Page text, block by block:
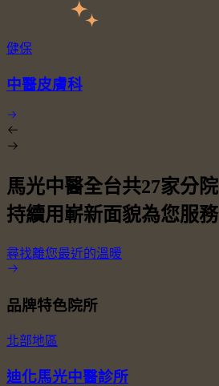
健保
中醫皮膚科
馬光中醫全台共27家分院
持續用嶄新面貌為您服務
尋找離您最近的溫暖
品牌特色院所
北部地區
迪化馬光中醫診所